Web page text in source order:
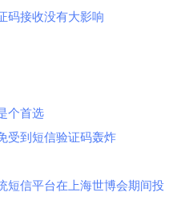
码接收没有大影响
个首选
受到短信验证码轰炸
短信平台在上海世博会期间投